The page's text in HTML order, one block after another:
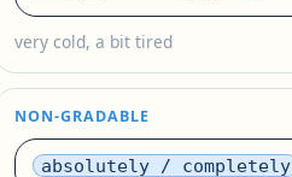
very cold, a bit tired
NON-GRADABLE
absolutely / completely